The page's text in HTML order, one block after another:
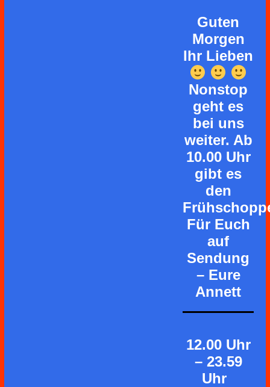
Guten
Morgen
Ihr Lieben
Nonstop
geht es
bei uns
weiter. Ab
10.00 Uhr
gibt es
den
Für Euch
auf
Sendung
– Eure
Annett
12.00 Uhr
– 23.59
Uhr